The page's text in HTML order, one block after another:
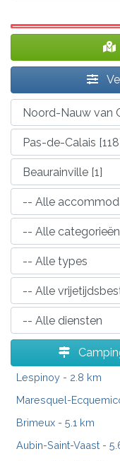
Lespinoy - 2.8 km
Maresquel-
Brimeux - 5.1 km
Aubin-Saint-Vaast -